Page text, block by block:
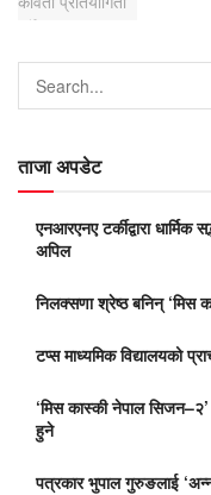
ताजा अपडेट
एनआरएनए टर्कीद्वारा धार्मिक
अपिल
निलक्सणा श्रेष्ठ बनिन् ‘मिस
टप्स माध्यमिक विद्यालयको
‘मिस कास्की नेपाल
हुने
पत्रकार भुपाल गुरुङलाई